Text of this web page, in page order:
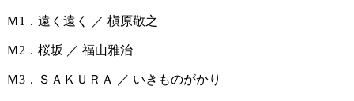
Ｍ1．遠く遠く ／ 槇原敬之
Ｍ2．桜坂 ／ 福山雅治
Ｍ3．ＳＡＫＵＲＡ ／ いきものがかり